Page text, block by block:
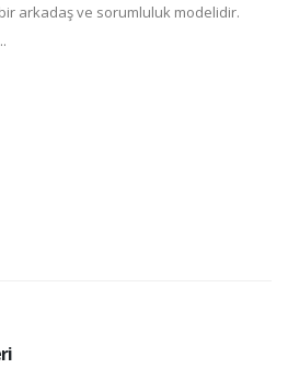
arkadaş ve sorumluluk modelidir.